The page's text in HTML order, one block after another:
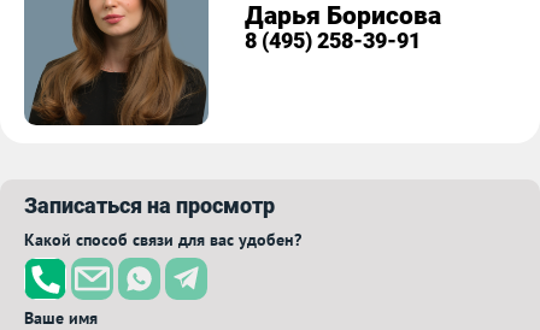
Дарья Борисова
8 (495) 258-39-91
Записаться на просмотр
Какой способ связи для вас удобен?
Ваше имя